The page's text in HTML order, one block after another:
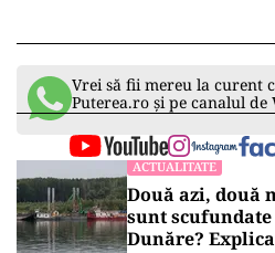
Vrei să fii mereu la curent
Puterea.ro și pe canalul de
ACTUALITATE
Două azi, două
sunt
Dunăre?